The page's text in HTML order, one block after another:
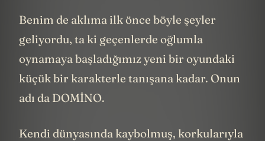
Benim de aklıma ilk önce böyle şeyler
geliyordu, ta ki geçenlerde oğlumla
oynamaya başladığımız yeni bir oyundaki
küçük bir karakterle tanışana kadar. Onun
adı da DOMİNO.
Kendi dünyasında kaybolmuş, korkularıyla